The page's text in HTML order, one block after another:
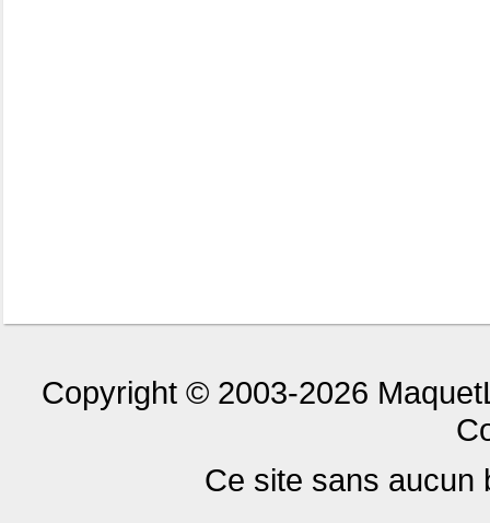
Copyright © 2003-2026
Ce site sans aucun